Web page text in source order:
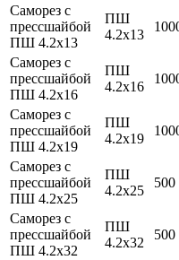
Саморез с
прессшайбой
ПШ 4.2х13
ПШ
4.2х13
Саморез с
прессшайбой
ПШ 4.2х16
ПШ
4.2х16
Саморез с
прессшайбой
ПШ 4.2х19
ПШ
4.2х19
Саморез с
прессшайбой
ПШ 4.2х25
ПШ
4.2х25
500
Саморез с
прессшайбой
ПШ 4.2х32
ПШ
4.2х32
500